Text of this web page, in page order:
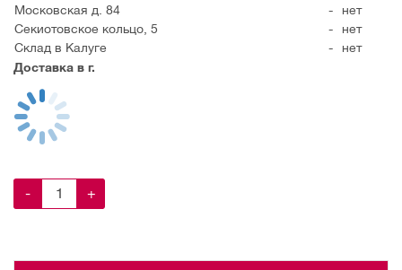
Московская д. 84
-
нет
Секиотовское кольцо, 5
-
нет
Склад в Калуге
-
нет
Доставка в г.
- +